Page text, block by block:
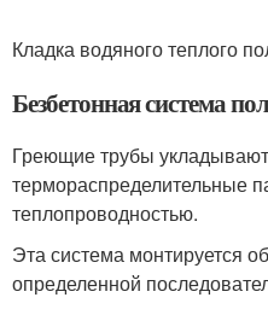
Кладка водяного теплого
Безбетонная система
Греющие трубы
термораспределительные
теплопроводностью.
Эта система монтируется
определенной